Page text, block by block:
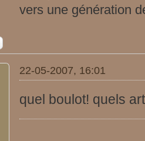
vers une génération
22-05-2007, 16:01
quel boulot! quels